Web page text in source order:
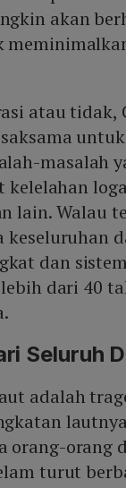
akan
atau tidak,
masalah
lain. Walau
keseluruhan
dan
dari 40
Seluruh
adalah
orang-orang
turut